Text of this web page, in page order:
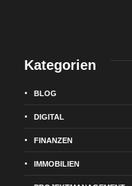
Kategorien
BLOG
DIGITAL
FINANZEN
IMMOBILIEN